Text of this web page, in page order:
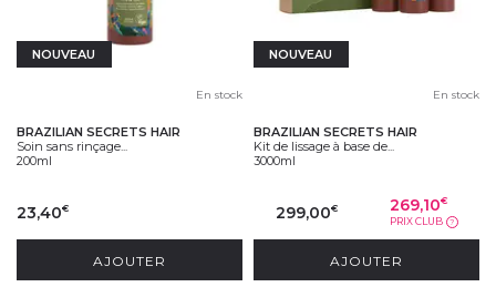
NOUVEAU
En stock
BRAZILIAN SECRETS HAIR
Soin sans rinçage...
200ml
23,40€
AJOUTER
NOUVEAU
En stock
BRAZILIAN SECRETS HAIR
Kit de lissage à base de...
3000ml
299,00€ 269,10€
PRIX CLUB ?
AJOUTER